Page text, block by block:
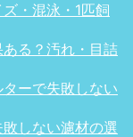
・混泳・1匹飼
る？汚れ・目詰
ーで失敗しない
しない濾材の選